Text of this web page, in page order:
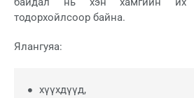
тодорхойлсоор байна.
Ялангуяа:
хүүхдүүд,